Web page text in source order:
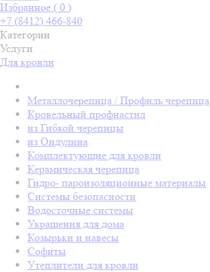
Избранное ( 0 )
+7 (8412) 466-840
Категории
Услуги
Для кровли
Металлочерепица / Профиль черепица
Кровельный профнастил
из Гибкой черепицы
из Ондулина
Комплектующие для кровли
Керамическая черепица
Гидро- пароизоляционные материалы
Системы безопасности
Водосточные системы
Украшения для дома
Козырьки и навесы
Софиты
Утеплители для кровли